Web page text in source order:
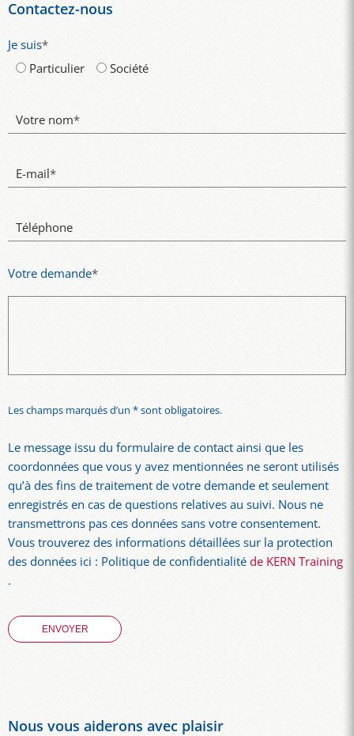
Contactez-nous
Je suis*
Particulier
Société
Votre nom*
E-mail*
Téléphone
Votre demande*
Les champs marqués d’un * sont obligatoires.
Le message issu du formulaire de contact ainsi que les
coordonnées que vous y avez mentionnées ne seront utilisés
qu’à des fins de traitement de votre demande et seulement
enregistrés en cas de questions relatives au suivi. Nous ne
transmettrons pas ces données sans votre consentement.
Vous trouverez des informations détaillées sur la protection
des données ici : Politique de confidentialitéde KERN Training
.
Nous vous aiderons avec plaisir